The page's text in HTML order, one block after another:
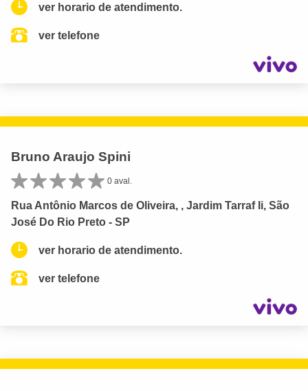
ver horario de atendimento.
ver telefone
Bruno Araujo Spini
0 aval.
Rua Antônio Marcos de Oliveira, , Jardim Tarraf Ii, São
José Do Rio Preto - SP
ver horario de atendimento.
ver telefone